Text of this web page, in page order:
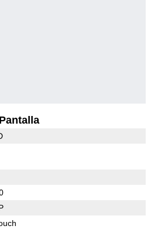
Pantalla